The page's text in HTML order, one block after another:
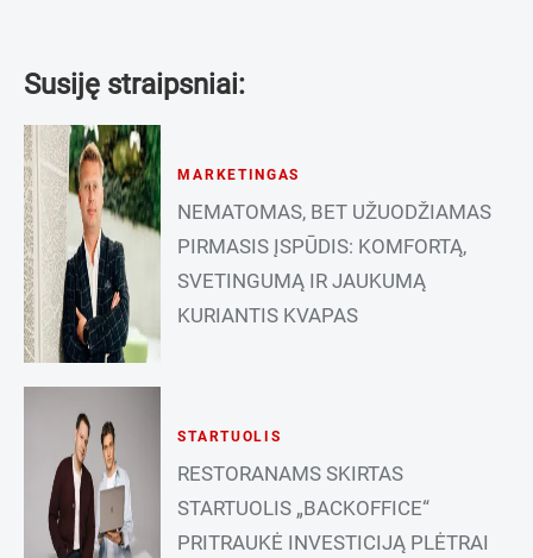
Susiję straipsniai:
MARKETINGAS
NEMATOMAS, BET UŽUODŽIAMAS
PIRMASIS ĮSPŪDIS: KOMFORTĄ,
SVETINGUMĄ IR JAUKUMĄ
KURIANTIS KVAPAS
STARTUOLIS
RESTORANAMS SKIRTAS
STARTUOLIS „BACKOFFICE“
PRITRAUKĖ INVESTICIJĄ PLĖTRAI